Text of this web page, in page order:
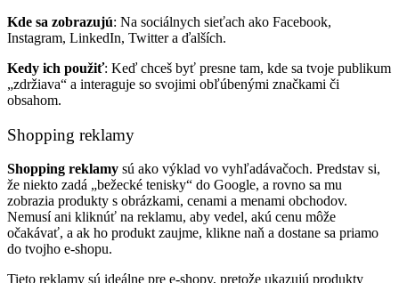
Kde sa zobrazujú: Na sociálnych sieťach ako Facebook,
Instagram, LinkedIn, Twitter a ďalších.
Kedy ich použiť: Keď chceš byť presne tam, kde sa tvoje publikum
„zdržiava“ a interaguje so svojimi obľúbenými značkami či
obsahom.
Shopping reklamy
Shopping reklamy sú ako výklad vo vyhľadávačoch. Predstav si,
že niekto zadá „bežecké tenisky“ do Google, a rovno sa mu
zobrazia produkty s obrázkami, cenami a menami obchodov.
Nemusí ani kliknúť na reklamu, aby vedel, akú cenu môže
očakávať, a ak ho produkt zaujme, klikne naň a dostane sa priamo
do tvojho e-shopu.
Tieto reklamy sú ideálne pre e-shopy, pretože ukazujú produkty